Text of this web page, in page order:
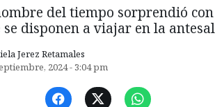
del tiempo sorprendió
se disponen a viajar en la
Jerez Retamales
2024 - 3:04 pm